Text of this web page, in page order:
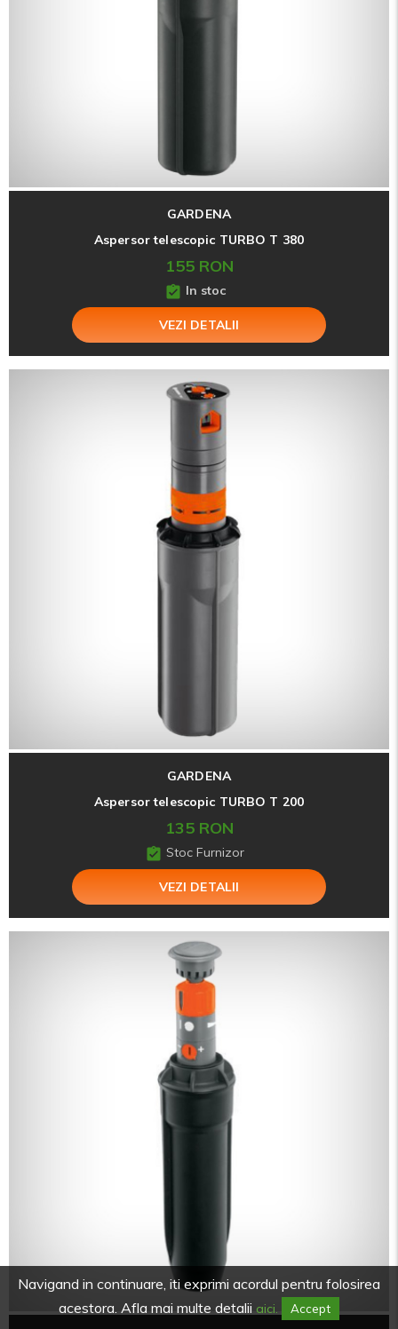
GARDENA
Aspersor telescopic TURBO T 380
155 RON
In stoc
VEZI DETALII
GARDENA
Aspersor telescopic TURBO T 200
135 RON
Stoc Furnizor
VEZI DETALII
Navigand in continuare, iti exprimi acordul pentru folosirea
acestora. Afla mai multe detalii aici. Accept